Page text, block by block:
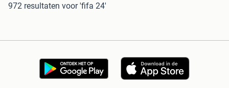
972 resultaten voor 'fifa 24'